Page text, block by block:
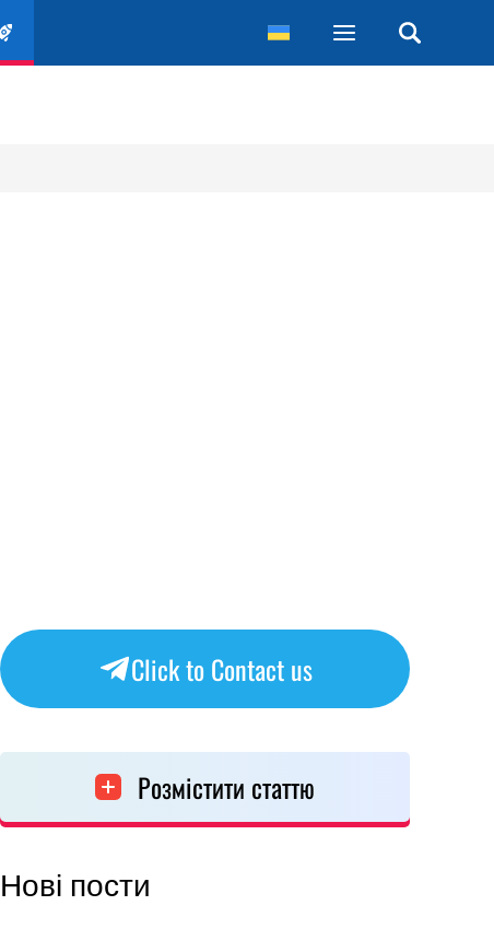
Click to Contact us
Розмістити статтю
Нові пости